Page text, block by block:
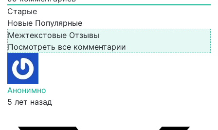
Старые
Новые Популярные
Межтекстовые Отзывы
Посмотреть все комментарии
Анонимно
5 лет назад